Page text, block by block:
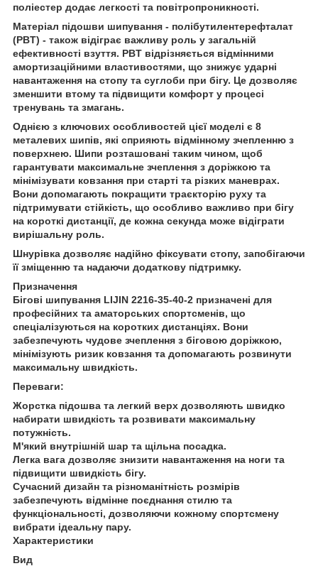
поліестер додає легкості та повітропроникності.
Матеріал підошви шипування - полібутилентерефталат
(PBT) - також відіграє важливу роль у загальній
ефективності взуття. PBT відрізняється відмінними
амортизаційними властивостями, що знижує ударні
навантаження на стопу та суглоби при бігу. Це дозволяє
зменшити втому та підвищити комфорт у процесі
тренувань та змагань.
Однією з ключових особливостей цієї моделі є 8
металевих шипів, які сприяють відмінному зчепленню з
поверхнею. Шипи розташовані таким чином, щоб
гарантувати максимальне зчеплення з доріжкою та
мінімізувати ковзання при старті та різких маневрах.
Вони допомагають покращити траєкторію руху та
підтримувати стійкість, що особливо важливо при бігу
на короткі дистанції, де кожна секунда може відіграти
вирішальну роль.
Шнурівка дозволяє надійно фіксувати стопу, запобігаючи
її зміщенню та надаючи додаткову підтримку.
Призначення
Бігові шипування LIJIN 2216-35-40-2 призначені для
професійних та аматорських спортсменів, що
спеціалізуються на коротких дистанціях. Вони
забезпечують чудове зчеплення з біговою доріжкою,
мінімізують ризик ковзання та допомагають розвинути
максимальну швидкість.
Переваги:
Жорстка підошва та легкий верх дозволяють швидко
набирати швидкість та розвивати максимальну
потужність.
М'який внутрішній шар та щільна посадка.
Легка вага дозволяє знизити навантаження на ноги та
підвищити швидкість бігу.
Сучасний дизайн та різноманітність розмірів
забезпечують відмінне поєднання стилю та
функціональності, дозволяючи кожному спортсмену
вибрати ідеальну пару.
Характеристики
Вид